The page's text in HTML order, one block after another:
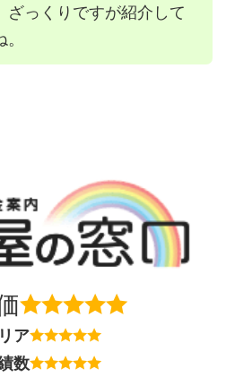
ざっくりですが紹介して
ア
数